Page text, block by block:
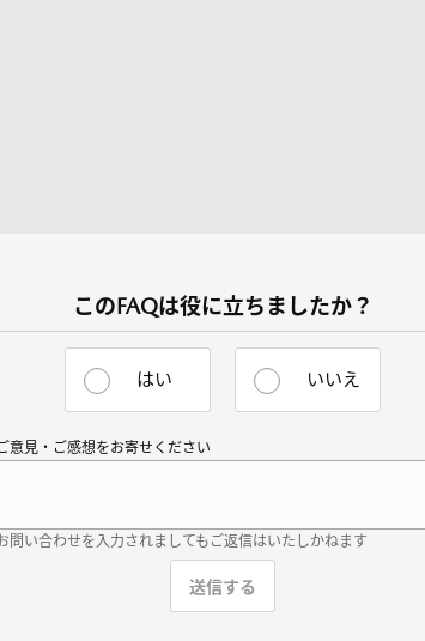
このFAQは役に立ちましたか？
はい いいえ
意見・ご感想をお寄せください
問い合わせを入力されましてもご返信はいたしかねます